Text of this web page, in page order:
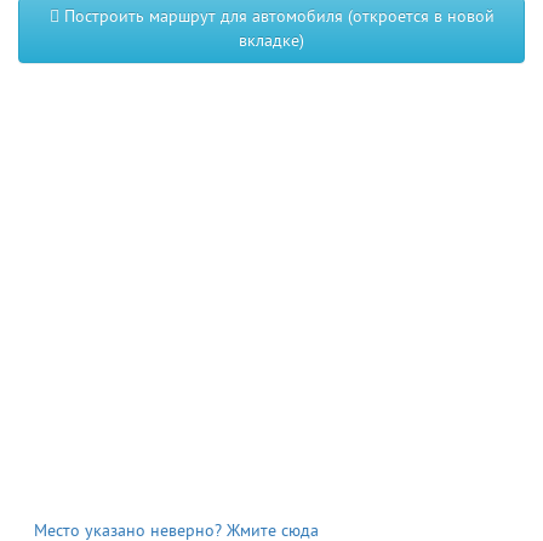
Построить маршрут для автомобиля (откроется в новой
вкладке)
Место указано неверно? Жмите сюда